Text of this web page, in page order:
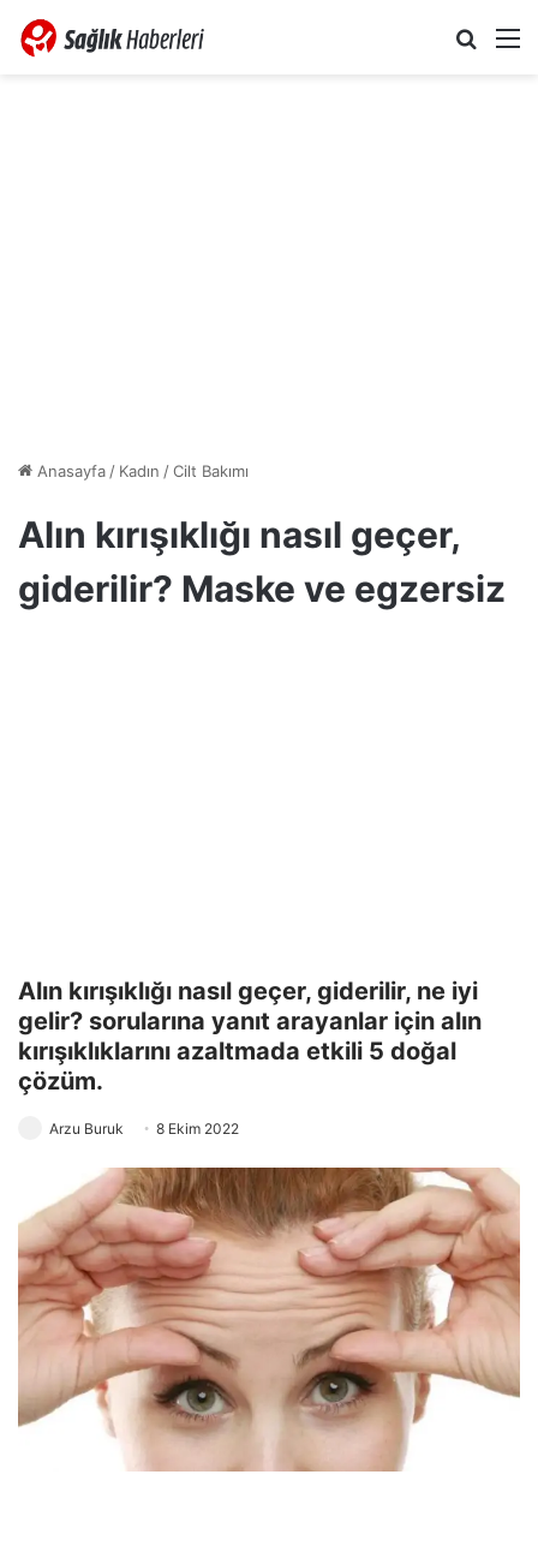
Anasayfa/ Kadın /Cilt Bakımı
Alın kırışıklığı nasıl geçer,
giderilir? Maske ve egzersiz
Alın kırışıklığı nasıl geçer, giderilir, ne iyi
gelir? sorularına yanıt arayanlar için alın
kırışıklıklarını azaltmada etkili 5 doğal
çözüm.
Arzu Buruk 8 Ekim 2022